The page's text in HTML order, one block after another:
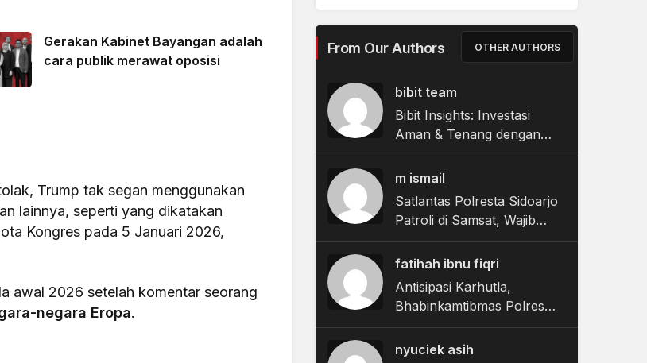
Gerakan Kabinet Bayangan adalah
cara publik merawat oposisi
Trump tak segan menggunakan
lainnya, seperti yang dikatakan
Kongres pada 5 Januari 2026,
awal 2026 setelah komentar seorang
negara Eropa.
it
From Our Authors OTHER AUTHORS
bibit team
Bibit Insights: Investasi
Aman & Tenang dengan
Return di Atas Deposito
m ismail
Satlantas Polresta Sidoarjo
Patroli di Samsat, Wajib
Pajak Tak Lagi Bingung
Urus Administrasi
fatihah ibnu fiqri
Antisipasi Karhutla,
Bhabinkamtibmas Polres
Magetan Digembleng BPBD
Kuasai Teknik Penanganan
nyuciek asih